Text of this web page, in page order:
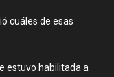
cuáles de esas
estuvo habilitada a